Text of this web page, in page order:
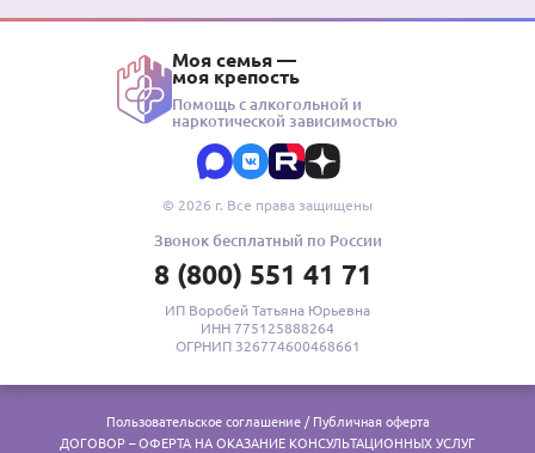
Моя семья —
моя крепость
Помощь с алкогольной и
наркотической зависимостью
© 2026 г. Все права защищены
Звонок бесплатный по России
8 (800) 551 41 71
ИП Воробей Татьяна Юрьевна
ИНН 775125888264
ОГРНИП 326774600468661
Пользовательское соглашение / Публичная оферта
ДОГОВОР – ОФЕРТА НА ОКАЗАНИЕ КОНСУЛЬТАЦИОННЫХ УСЛУГ